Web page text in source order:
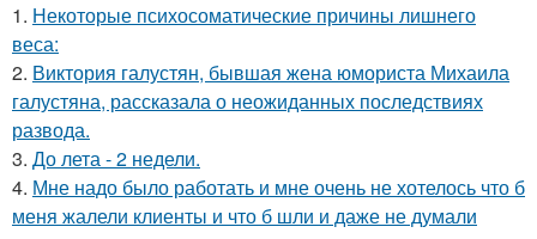
1. Некоторые психосоматические причины лишнего
веса:
2. Виктория галустян, бывшая жена юмориста Михаила
галустяна, рассказала о неожиданных последствиях
развода.
3. До лета - 2 недели.
4. Мне надо было работать и мне очень не хотелось что б
меня жалели клиенты и что б шли и даже не думали